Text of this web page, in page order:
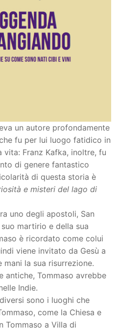
un autore profondamente
fu per lui luogo fatidico in
vita: Franz Kafka, inoltre, fu
di genere fantastico
di questa storia è
e misteri del lago di
uno degli apostoli, San
martirio e della sua
è ricordato come colui
viene invitato da Gesù a
la sua risurrezione.
antiche, Tommaso avrebbe
Indie.
sono i luoghi che
come la Chiesa e
Tommaso a Villa di